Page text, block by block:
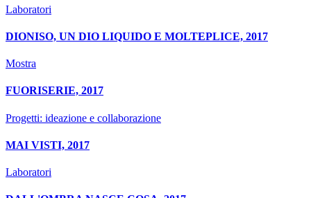
Laboratori
DIONISO, UN DIO LIQUIDO E MOLTEPLICE, 2017
Mostra
FUORISERIE, 2017
Progetti: ideazione e collaborazione
MAI VISTI, 2017
Laboratori